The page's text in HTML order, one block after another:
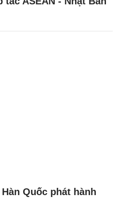
Quốc phát hành